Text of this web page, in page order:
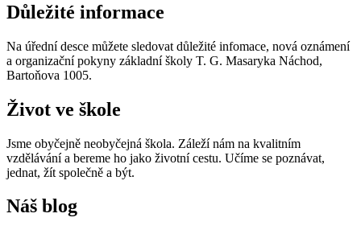
Důležité informace
Na úřední desce můžete sledovat důležité infomace, nová oznámení
a organizační pokyny základní školy T. G. Masaryka Náchod,
Bartoňova 1005.
Život ve škole
Jsme obyčejně neobyčejná škola. Záleží nám na kvalitním
vzdělávání a bereme ho jako životní cestu. Učíme se poznávat,
jednat, žít společně a být.
Náš blog